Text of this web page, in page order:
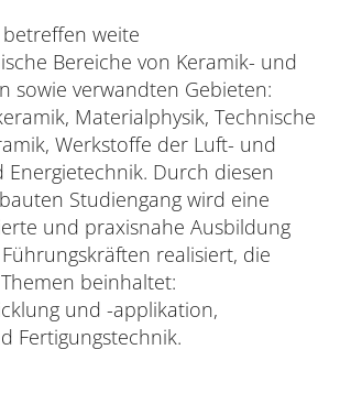
weite
Bereiche von Keramik- und
sowie verwandten Gebieten:
Materialphysik, Technische
Werkstoffe der Luft- und
Energietechnik. Durch diesen
Studiengang wird eine
und praxisnahe Ausbildung
realisiert, die
beinhaltet:
und -applikation,
Fertigungstechnik.